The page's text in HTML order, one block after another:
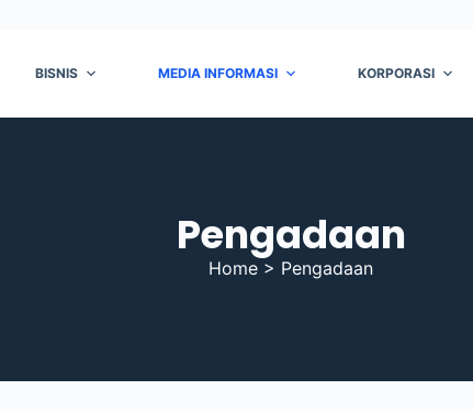
BISNIS MEDIA INFORMASI KORPORASI
Pengadaan
Home > Pengadaan